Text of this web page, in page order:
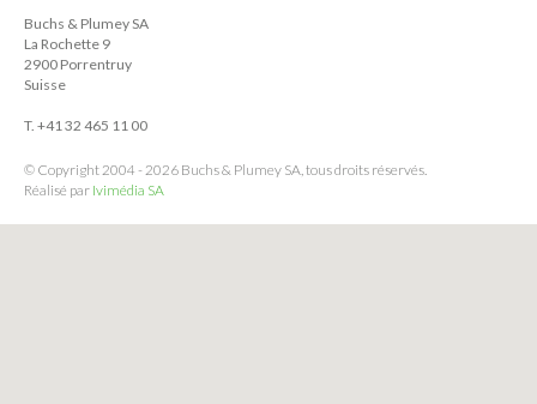
Buchs & Plumey SA
La Rochette 9
2900 Porrentruy
Suisse
T. +41 32 465 11 00
© Copyright 2004 - 2026 Buchs & Plumey SA, tous droits réservés.
Réalisé par Ivimédia SA